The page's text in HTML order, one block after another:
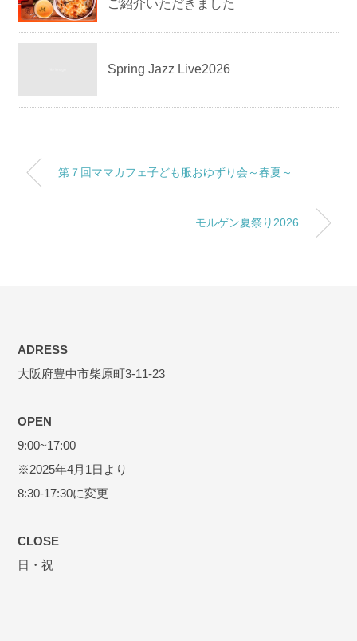
ご紹介いただきました
Spring Jazz Live2026
第７回ママカフェ子ども服おゆずり会～春夏～
モルゲン夏祭り2026
ADRESS
大阪府豊中市柴原町3-11-23
OPEN
9:00~17:00
※2025年4月1日より
8:30-17:30に変更
CLOSE
日・祝